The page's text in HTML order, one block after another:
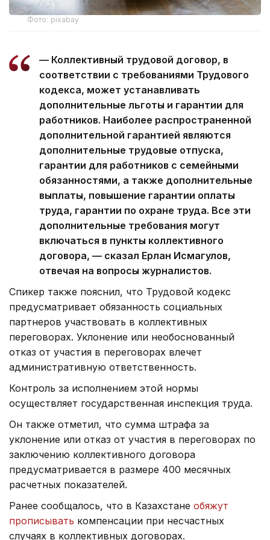
Фото: pixabay
— Коллективный трудовой договор, в
соответствии с требованиями Трудового
кодекса, может устанавливать
дополнительные льготы и гарантии для
работников. Наиболее распространенной
дополнительной гарантией являются
дополнительные трудовые отпуска,
гарантии для работников с семейными
обязанностями, а также дополнительные
выплаты, повышение гарантии оплаты
труда, гарантии по охране труда. Все эти
дополнительные требования могут
включаться в пункты коллективного
договора, — сказал Ерлан Исмагулов,
отвечая на вопросы журналистов.
Спикер также пояснил, что Трудовой кодекс
предусматривает обязанность социальных
партнеров участвовать в коллективных
переговорах. Уклонение или необоснованный
отказ от участия в переговорах влечет
административную ответственность.
Контроль за исполнением этой нормы
осуществляет государственная инспекция труда.
Он также отметил, что сумма штрафа за
уклонение или отказ от участия в переговорах по
заключению коллективного договора
предусматривается в размере 400 месячных
расчетных показателей.
Ранее сообщалось, что в Казахстане обяжут
прописывать компенсации при несчастных
случаях в коллективных договорах.